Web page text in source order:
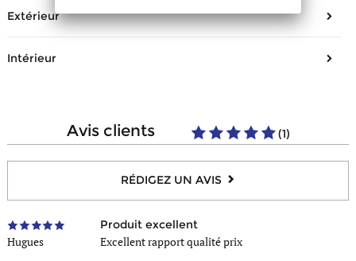
Extérieur
Hauteur de la anse
3 cm
Bandoulière réglable
Oui
Oui
Intérieur
Nombre de poches éclair
1
Composition
Coton
avis clients (1)
Hugues
Produit excellent
Excellent rapport qualité prix
RÉDIGEZ UN AVIS